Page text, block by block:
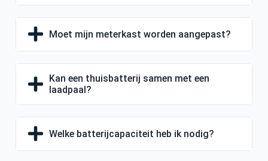
Moet mijn meterkast worden aangepast?
Kan een thuisbatterij samen met een
laadpaal?
Welke batterijcapaciteit heb ik nodig?